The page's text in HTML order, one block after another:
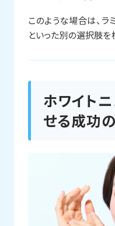
このような場合は、ラ
といった別の選択肢を
ホワイト
せる成功